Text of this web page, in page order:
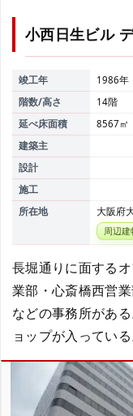
小西日生ビル
竣工年
1986年
階数/高さ
14階
延べ床面積
8567㎡
建築主
設計
施工
所在地
大阪府
周辺建
長堀通りに面する
業部・心斎橋西営
などの事務所があ
ョップが入っている